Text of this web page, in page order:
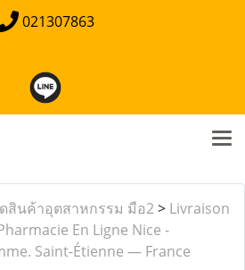
021307863
สินค้าอุตสาหกรรม มือ2> Livraison
En Ligne Nice -
Saint-Étienne — France